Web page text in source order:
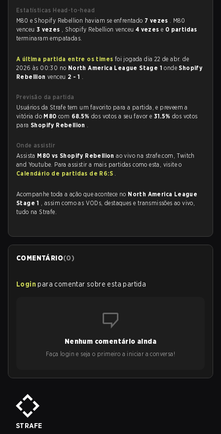
Estatísticas Head-to-head
M80 e Shopify Rebellion haviam se enfrentado 7 vezes . M80
venceu 3 vezes , Shopify Rebellion venceu 4 vezese 0 partidas
terminaram empatadas.
A última partida entre os times foi jogada dia 22 de abr. de
2026 às 00:30 no North America League Stage 1ondeShopify
Rebellionvenceu 2 - 1 .
Previsão da partida
Usuários da Strafe tem um favorito para a partida, e preveem a
vitória do M80com 68.5%dos votos a seu favor e 31.5%dos votos
para Shopify Rebellion .
Onde assistir
Assista M80 vs Shopify Rebellionao vivo na strafe.com, Twitch
and Youtube. Para assistir a mais partidas como esta, visite o
Calendário de partidas de R6:S .
Acompanhe toda a ação que acontece no North America League
Stage 1 , assim como as VODs, destaques e transmissões ao vivo,
tudo na Strafe.
COMENTÁRIO(0)
Login para comentar sobre esta partida
Nenhum comentário ainda
Faça login e seja o primeiro a iniciar a conversa!
STRAFE